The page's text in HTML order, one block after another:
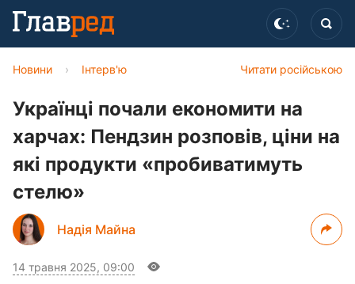
Читати російською
Новини › Інтерв'ю
Українці почали економити на
харчах: Пендзин розповів, ціни на
які продукти «пробиватимуть
стелю»
Надія Майна
14 травня 2025, 09:00